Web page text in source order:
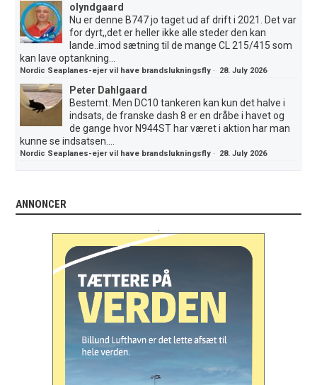
olyndgaard
Nu er denne B747 jo taget ud af drift i 2021. Det var
for dyrt,,det er heller ikke alle steder den kan
lande..imod sætning til de mange CL 215/415 som
kan lave optankning...
Nordic Seaplanes-ejer vil have brandslukningsfly · 28. July 2026
Peter Dahlgaard
Bestemt. Men DC10 tankeren kan kun det halve i
indsats, de franske dash 8 er en dråbe i havet og
de gange hvor N944ST har været i aktion har man
kunne se indsatsen....
Nordic Seaplanes-ejer vil have brandslukningsfly · 28. July 2026
ANNONCER